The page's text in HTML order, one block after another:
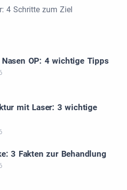
4 Schritte zum Ziel
OP: 4 wichtige Tipps
mit Laser: 3 wichtige
3 Fakten zur Behandlung